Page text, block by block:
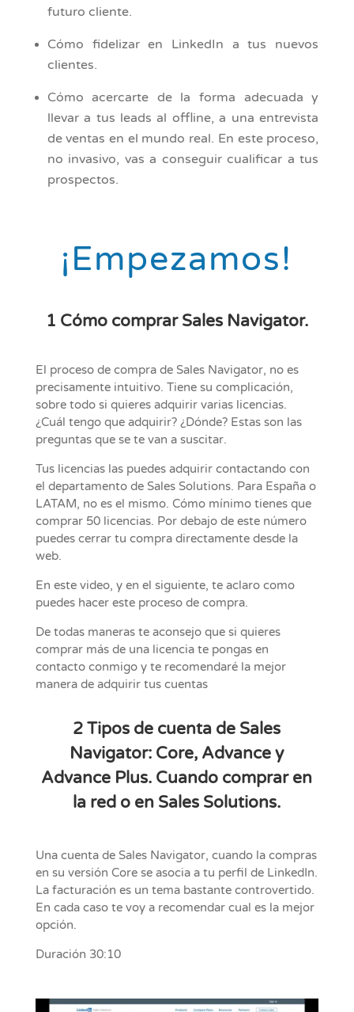
futuro cliente.
Cómo fidelizar en LinkedIn a tus nuevos
clientes.
Cómo acercarte de la forma adecuada y
llevar a tus leads al offline, a una entrevista
de ventas en el mundo real. En este proceso,
no invasivo, vas a conseguir cualificar a tus
prospectos.
¡Empezamos!
1 Cómo comprar Sales Navigator.
El proceso de compra de Sales Navigator, no es
precisamente intuitivo. Tiene su complicación,
sobre todo si quieres adquirir varias licencias.
¿Cuál tengo que adquirir? ¿Dónde? Estas son las
preguntas que se te van a suscitar.
Tus licencias las puedes adquirir contactando con
el departamento de Sales Solutions. Para España o
LATAM, no es el mismo. Cómo mínimo tienes que
comprar 50 licencias. Por debajo de este número
puedes cerrar tu compra directamente desde la
web.
En este video, y en el siguiente, te aclaro como
puedes hacer este proceso de compra.
De todas maneras te aconsejo que si quieres
comprar más de una licencia te pongas en
contacto conmigo y te recomendaré la mejor
manera de adquirir tus cuentas
2 Tipos de cuenta de Sales
Navigator: Core, Advance y
Advance Plus. Cuando comprar en
la red o en Sales Solutions.
Una cuenta de Sales Navigator, cuando la compras
en su versión Core se asocia a tu perfil de LinkedIn.
La facturación es un tema bastante controvertido.
En cada caso te voy a recomendar cual es la mejor
opción.
Duración 30:10